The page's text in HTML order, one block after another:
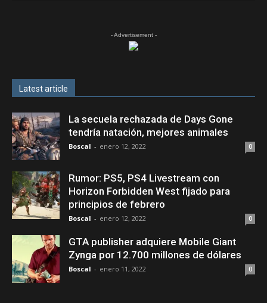
- Advertisement -
Latest article
La secuela rechazada de Days Gone
tendría natación, mejores animales
Boscal - enero 12, 2022 0
Rumor: PS5, PS4 Livestream con
Horizon Forbidden West fijado para
principios de febrero
Boscal - enero 12, 2022 0
GTA publisher adquiere Mobile Giant
Zynga por 12.700 millones de dólares
Boscal - enero 11, 2022 0